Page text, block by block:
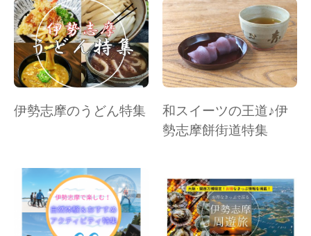
伊勢志摩のうどん特集
和スイーツの王道♪伊
勢志摩餅街道特集